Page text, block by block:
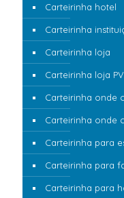
Carteirinha hotel
Carteirinha
Carteirinha loja
Carteirinha loja
Carteirinha onde
Carteirinha onde
Carteirinha para
Carteirinha para
Carteirinha para